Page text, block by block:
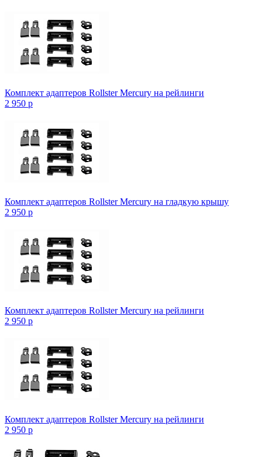
Комплект адаптеров Rollster Mercury на рейлинги
2 950 p
Комплект адаптеров Rollster Mercury на гладкую крышу
2 950 p
Комплект адаптеров Rollster Mercury на рейлинги
2 950 p
Комплект адаптеров Rollster Mercury на рейлинги
2 950 p